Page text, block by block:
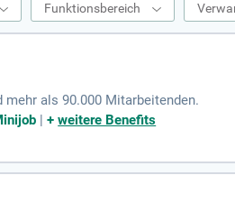
Funktionsbereich
als 90.000 Mitarbeitenden.
|+weitere Benefits